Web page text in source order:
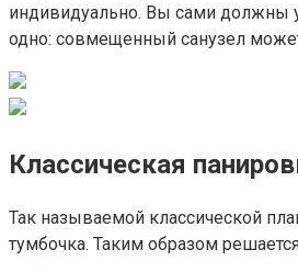
индивидуально. Вы сами должны
одно: совмещенный санузел
Классическая
Так называемой классической
тумбочка. Таким образом